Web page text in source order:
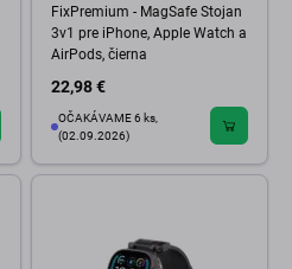
FixPremium - MagSafe Stojan
3v1 pre iPhone, Apple Watch a
AirPods, čierna
22,98 €
OČAKÁVAME 6 ks,
(02.09.2026)